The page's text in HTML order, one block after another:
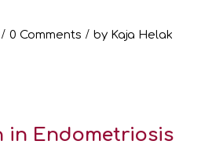
/ 0 Comments / by Kaja Helak
in Endometriosis